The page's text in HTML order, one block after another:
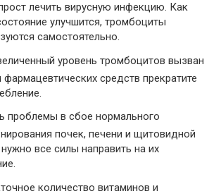
лечить вирусную инфекцию. Как
улучшится, тромбоциты
самостоятельно.
уровень тромбоцитов вызван
средств прекратите
проблемы в сбое нормального
почек, печени и щитовидной
все силы направить на их
количество витаминов и